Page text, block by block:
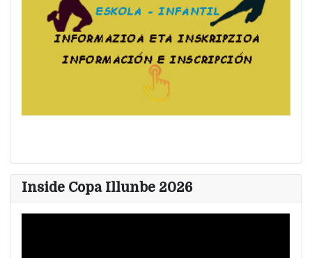
Inside Copa Illunbe 2026